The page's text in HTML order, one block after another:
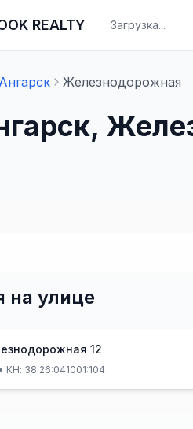
REALTY Загрузка...
Ангарск Железнодорожная
на улице
12
• КН: 38:26:041001:104